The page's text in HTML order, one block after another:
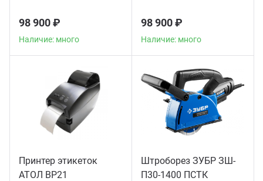
98 900 ₽
Наличие: много
98 900 ₽
Наличие: много
Принтер этикеток
АТОЛ BP21
Штроборез ЗУБР ЗШ-
П30-1400 ПСТК